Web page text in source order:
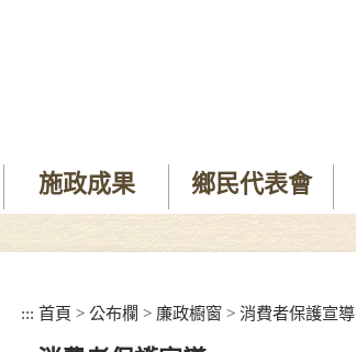
施政成果 鄉民代表會
::: 首頁 > 公布欄 > 廉政櫥窗 > 消費者保護宣導